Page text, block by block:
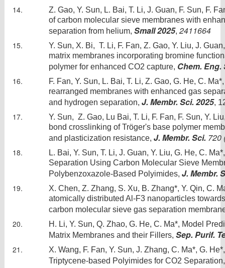
Z. Gao, Y. Sun, L. Bai, T. Li, J. Guan, F. Sun, F.
of carbon molecular sieve membranes with
separation from helium, Small 2025, 2411664
Y. Sun, X. Bi, T. Li, F. Fan, Z. Gao, Y. Liu, J.
matrix membranes incorporating bromine
polymer for enhanced CO2 capture, Chem. Eng.
F. Fan, Y. Sun, L. Bai, T. Li, Z. Gao, G. He, C.
rearranged membranes with enhanced gas
and hydrogen separation, J. Membr. Sci. 2025,
Y. Sun, Z. Gao, Lu Bai, T. Li, F. Fan, F. Sun, Y.
bond crosslinking of Trӧger's base polymer
and plasticization resistance, J. Membr. Sci. 720
L. Bai, Y. Sun, T. Li, J. Guan, Y. Liu, G. He, C.
Separation Using Carbon Molecular Sieve
Polybenzoxazole-Based Polyimides, J. Membr.
X. Chen, Z. Zhang, S. Xu, B. Zhang*, Y. Qin, C.
atomically distributed Al-F3 nanoparticles
carbon molecular sieve gas separation
H. Li, Y. Sun, Q. Zhao, G. He, C. Ma*, Model
Matrix Membranes and their Fillers, Sep. Purif.
X. Wang, F. Fan, Y. Sun, J. Zhang, C. Ma*, G.
Triptycene-based Polyimides for CO2 Separation,